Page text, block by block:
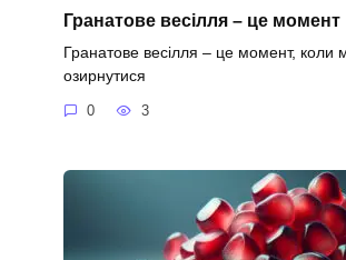
Гранатове весілля – це момент
Гранатове весілля – це момент, коли
озирнутися
0 3